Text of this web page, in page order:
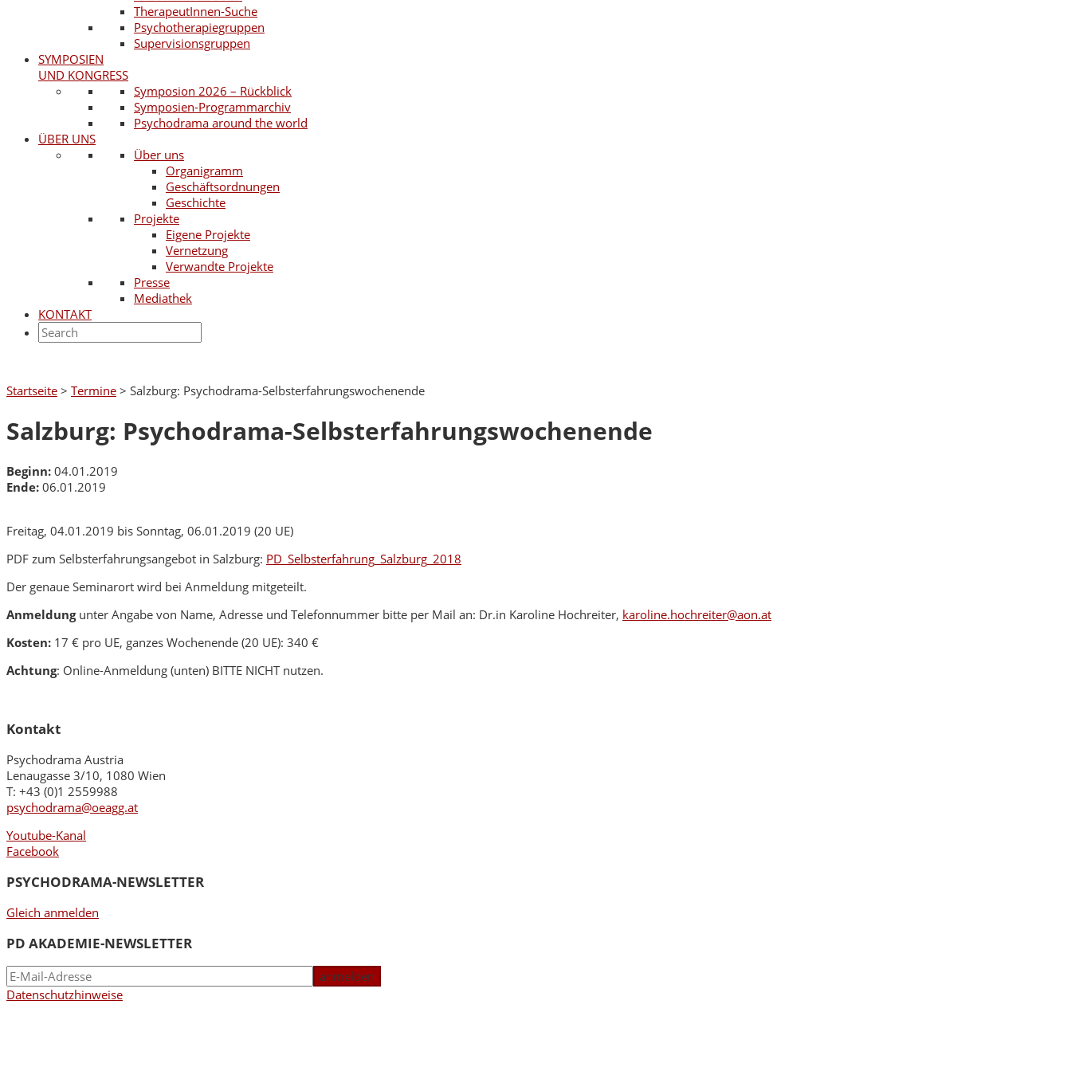
TherapeutInnen-Suche
Psychotherapiegruppen
Supervisionsgruppen
SYMPOSIEN
UND KONGRESS
Symposion 2026 – Rückblick
Symposien-Programmarchiv
Psychodrama around the world
ÜBER UNS
Über uns
Organigramm
Geschäftsordnungen
Geschichte
Projekte
Eigene Projekte
Vernetzung
Verwandte Projekte
Presse
Mediathek
KONTAKT
Startseite > Termine > Salzburg: Psychodrama-Selbsterfahrungswochenende
Salzburg: Psychodrama-Selbsterfahrungswochenende
Beginn: 04.01.2019
Ende: 06.01.2019
Freitag, 04.01.2019 bis Sonntag, 06.01.2019 (20 UE)
PDF zum Selbsterfahrungsangebot in Salzburg: PD_Selbsterfahrung_Salzburg_2018
Der genaue Seminarort wird bei Anmeldung mitgeteilt.
Anmeldungunter Angabe von Name, Adresse und Telefonnummer bitte per Mail an: Dr.in Karoline Hochreiter, karoline.hochreiter@aon.at
Kosten: 17 € pro UE, ganzes Wochenende (20 UE): 340 €
Achtung: Online-Anmeldung (unten) BITTE NICHT nutzen.
Kontakt
Psychodrama Austria
Lenaugasse 3/10, 1080 Wien
T: +43 (0)1 2559988
psychodrama@oeagg.at
Youtube-Kanal
Facebook
PSYCHODRAMA-NEWSLETTER
Gleich anmelden
PD AKADEMIE-NEWSLETTER
Datenschutzhinweise